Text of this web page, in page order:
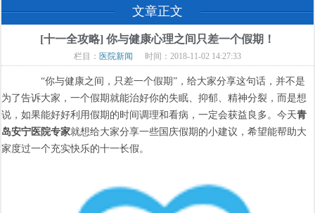
文章正文
[十一全攻略] 你与健康心理之间只差一个假期！
栏目： 医院新闻 时间：2018-11-02 14:27:33
“你与健康之间，只差一个假期”，给大家分享这句话，并不是
为了告诉大家，一个假期就能治好你的失眠、抑郁、精神分裂，而是想
说，如果能好好利用假期的时间调理和看病，一定会获益良多。今天青
岛安宁医院专家就想给大家分享一些国庆假期的小建议，希望能帮助大
家度过一个充实快乐的十一长假。